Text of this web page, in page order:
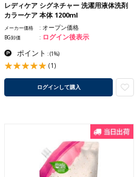
レディケア シグネチャー 洗濯用液体洗剤
カラーケア 本体 1200ml
メーカー価格 オープン価格
BG卸価 ログイン後表示
ポイント :(1%)
(1)
ログインして購入